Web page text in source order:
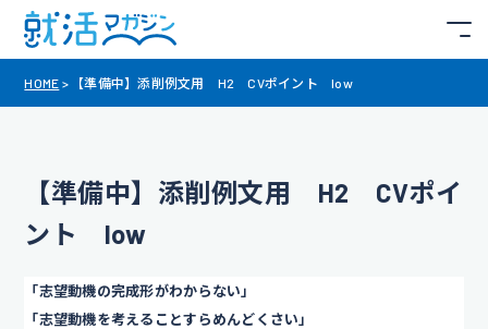
HOME > 【準備中】添削例文用 H2 CVポイント low
【準備中】添削例文用 H2 CVポイ
ント low
「志望動機の完成形がわからない」
「志望動機を考えることすらめんどくさい」